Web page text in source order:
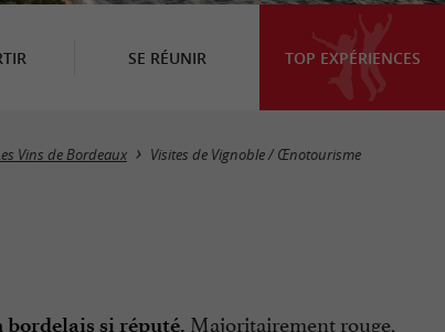
SE RÉUNIR TOP EXPÉRIENCES
Masquer la carte
Vins de Bordeaux Visites de Vignoble / Œnotourisme
bordelais si réputé. Majoritairement rouge,